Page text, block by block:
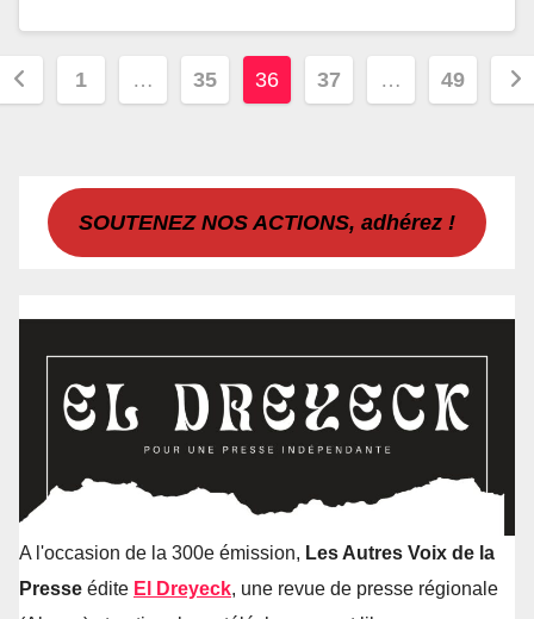
1 … 35 36 37 … 49
SOUTENEZ NOS ACTIONS, adhérez !
A l'occasion de la 300e émission, Les Autres Voix de la
Presse édite El Dreyeck, une revue de presse régionale